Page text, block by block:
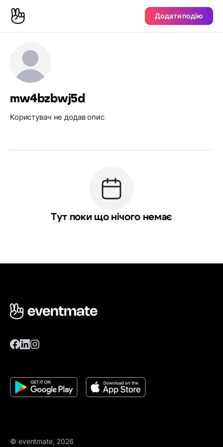
Додати подію
mw4bzbwj5d
Користувач не додав опис
Тут поки що нічого немає
© eventmate, 2026